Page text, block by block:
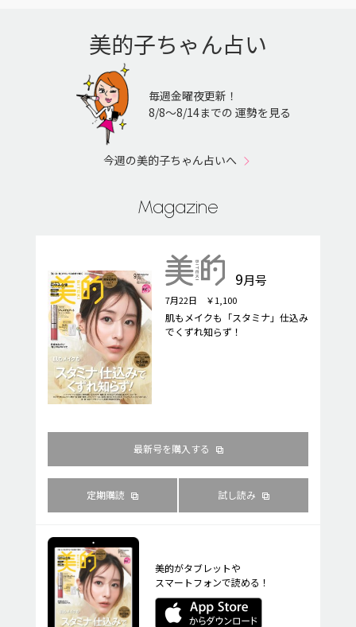
美的子ちゃん占い
毎週金曜夜更新！
8/8〜8/14までの 運勢を見る
今週の美的子ちゃん占いへ
Magazine
9月号
7月22日 ￥1,100
肌もメイクも「スタミナ」仕込み
でくずれ知らず！
最新号を購入する
定期購読 試し読み
美的がタブレットや
スマートフォンで読める！